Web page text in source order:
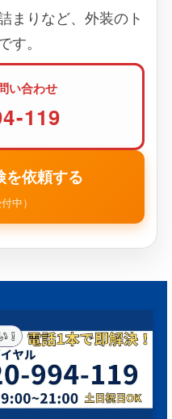
まりなど、外装のト
。
い合わせ
119
を依頼する
中）